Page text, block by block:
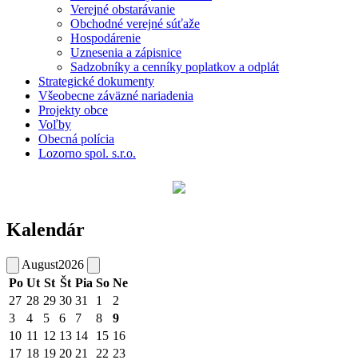
Verejné obstarávanie
Obchodné verejné súťaže
Hospodárenie
Uznesenia a zápisnice
Sadzobníky a cenníky poplatkov a odplát
Strategické dokumenty
Všeobecne záväzné nariadenia
Projekty obce
Voľby
Obecná polícia
Lozorno spol. s.r.o.
Kalendár
August2026
Po Ut St Št Pia So Ne
27 28 29 30 31 1
2
3
4 5 6 7 8
9
10 11 12 13 14 15 16
17 18 19 20 21 22 23